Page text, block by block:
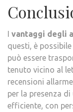
I vantaggi degli
questi, è
può essere
tenuto vicino al
recensioni
per la presenza
efficiente, con